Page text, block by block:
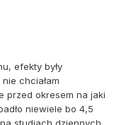
efekty były
chciałam
przed okresem na jaki
niewiele bo 4,5